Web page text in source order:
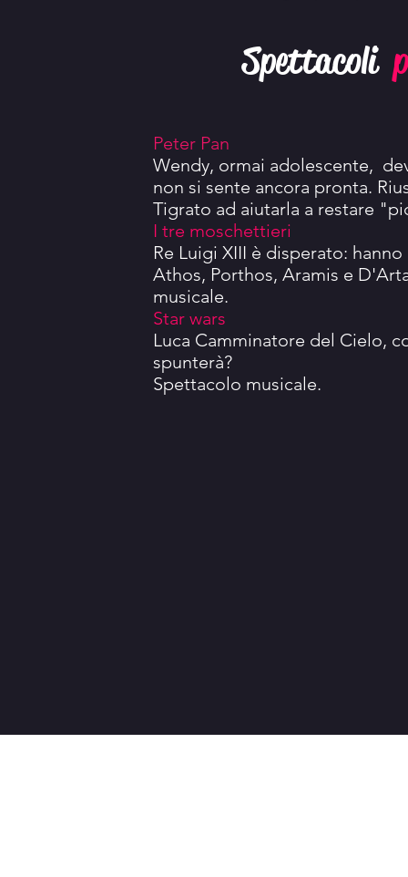
Spettacoli
Peter Pan
Wendy, ormai adolescente,
non si sente ancora pronta.
Tigrato ad aiutarla a restare
I tre moschettieri
Re Luigi XIII è disperato:
Athos, Porthos, Aramis e
musicale.
Star wars
Luca Camminatore del Cielo,
spunterà?
Spettacolo musicale.